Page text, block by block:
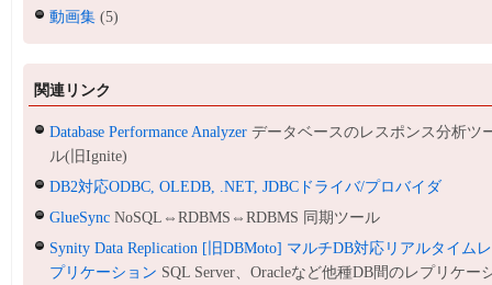
動画集 (5)
関連リンク
Database Performance Analyzer データベースのレスポンス分析ツ
ル(旧Ignite)
DB2対応ODBC, OLEDB, .NET, JDBCドライバ/プロバイダ
GlueSync NoSQL⇔RDBMS⇔RDBMS 同期ツール
Synity Data Replication [旧DBMoto] マルチDB対応リアルタイムレ
プリケーション SQL Server、Oracleなど他種DB間のレプリケー